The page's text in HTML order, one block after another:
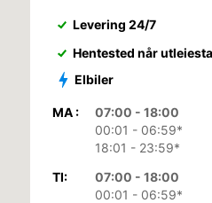
Levering 24/7
Hentested når
Elbiler
MA :
07:00 - 18:00
00:01 - 06:59*
18:01 - 23:59*
TI:
07:00 - 18:00
00:01 - 06:59*